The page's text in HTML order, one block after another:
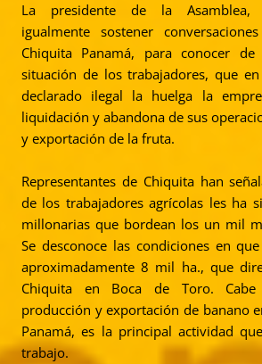
La presidente de la Asamblea,
igualmente sostener
Chiquita Panamá, para conocer
situación de los trabajadores, que
declarado ilegal la huelga la
liquidación y abandona de sus
y exportación de la fruta.
Representantes de Chiquita han
de los trabajadores agrícolas les ha
millonarias que bordean los un mil
Se desconoce las condiciones en
aproximadamente 8 mil ha., que
Chiquita en Boca de Toro.
producción y exportación de banano
Panamá, es la principal actividad
trabajo.